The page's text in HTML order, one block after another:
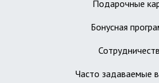
Подарочные
Бонусная
Часто задаваемые